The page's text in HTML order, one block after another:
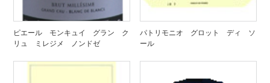
ピエール モンキュイ グラン ク
リュ ミレジメ ノンドゼ
パトリモニオ グロット ディ ソ
ール